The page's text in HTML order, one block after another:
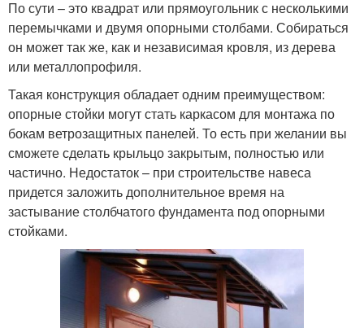
По сути – это квадрат или прямоугольник с несколькими
перемычками и двумя опорными столбами. Собираться
он может так же, как и независимая кровля, из дерева
или металлопрофиля.
Такая конструкция обладает одним преимуществом:
опорные стойки могут стать каркасом для монтажа по
бокам ветрозащитных панелей. То есть при желании вы
сможете сделать крыльцо закрытым, полностью или
частично. Недостаток – при строительстве навеса
придется заложить дополнительное время на
застывание столбчатого фундамента под опорными
стойками.